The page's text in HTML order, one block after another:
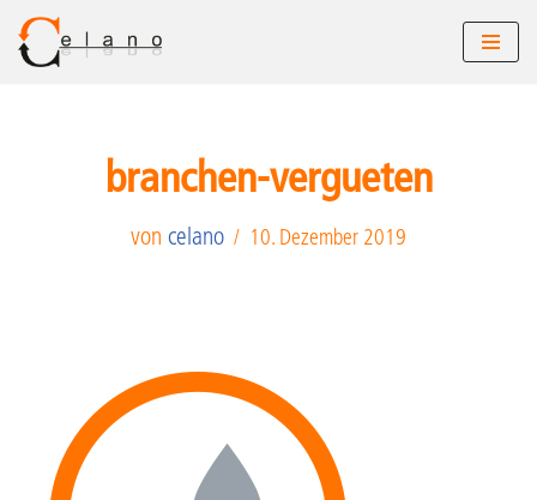
Zum
branchen-vergueten
von celano 10. Dezember 2019